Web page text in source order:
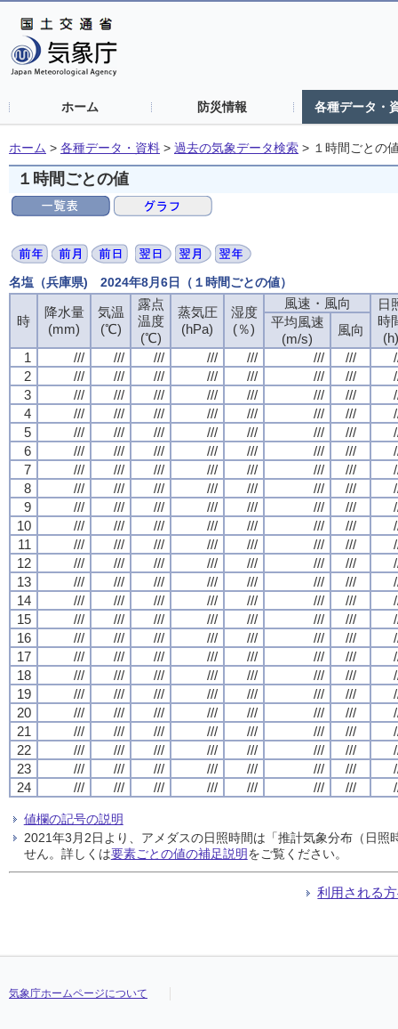
ホーム 防災情報 各種データ・
ホーム > 各種データ・資料 > 過去の気象データ検索 > １時間ごとの
１時間ごとの値
名塩（兵庫県) 2024年8月6日（１時間ごとの値）
時
降水量
(mm)
気温
(℃)
露点
温度
(℃)
蒸気圧
(hPa)
湿度
(％)
風速・風向
日
時
(h)
平均風速
(m/s)
風向
1
/// /// /// /// /// /// ///
2
/// /// /// /// /// /// ///
3
/// /// /// /// /// /// ///
4
/// /// /// /// /// /// ///
5
/// /// /// /// /// /// ///
6
/// /// /// /// /// /// ///
7
/// /// /// /// /// /// ///
8
/// /// /// /// /// /// ///
9
/// /// /// /// /// /// ///
10
/// /// /// /// /// /// ///
11
/// /// /// /// /// /// ///
12
/// /// /// /// /// /// ///
13
/// /// /// /// /// /// ///
14
/// /// /// /// /// /// ///
15
/// /// /// /// /// /// ///
16
/// /// /// /// /// /// ///
17
/// /// /// /// /// /// ///
18
/// /// /// /// /// /// ///
19
/// /// /// /// /// /// ///
20
/// /// /// /// /// /// ///
21
/// /// /// /// /// /// ///
22
/// /// /// /// /// /// ///
23
/// /// /// /// /// /// ///
24
/// /// /// /// /// /// ///
値欄の記号の説明
2021年3月2日より、アメダスの日照時間は「推計気象分布（日
せん。詳しくは要素ごとの値の補足説明をご覧ください。
利用される
気象庁ホームページについて